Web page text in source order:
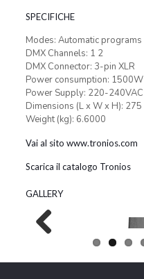
SPECIFICHE
Modes: Automatic programs
DMX Channels: 1 2
DMX Connector: 3-pin XLR
Power consumption: 1500W
Power Supply: 220-
Dimensions (L x W x H):
Weight (kg): 6.6000
Vai al sito www.tronios.com
Scarica il catalogo Tronios
GALLERY